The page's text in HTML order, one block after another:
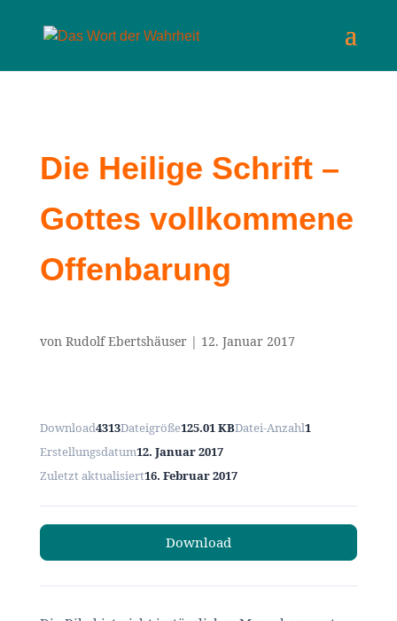
Die Heilige Schrift –
Gottes vollkommene
Offenbarung
von Rudolf Ebertshäuser| 12. Januar 2017
Download4313Dateigröße125.01 KBDatei-Anzahl1
Erstellungsdatum12. Januar 2017
Zuletzt aktualisiert16. Februar 2017
Download